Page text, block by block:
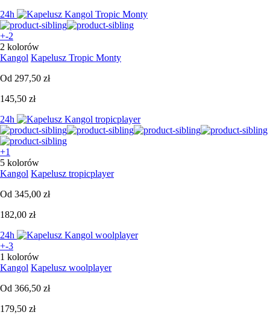
24h
+-2
2 kolorów
Kangol Kapelusz Tropic Monty
Od 297,50 zł
145,50 zł
24h
+1
5 kolorów
Kangol Kapelusz tropicplayer
Od 345,00 zł
182,00 zł
24h
+-3
1 kolorów
Kangol Kapelusz woolplayer
Od 366,50 zł
179,50 zł